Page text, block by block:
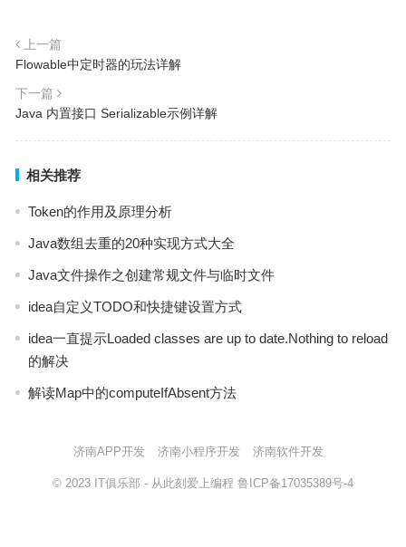
上一篇
Flowable中定时器的玩法详解
下一篇
Java 内置接口 Serializable示例详解
相关推荐
Token的作用及原理分析
Java数组去重的20种实现方式大全
Java文件操作之创建常规文件与临时文件
idea自定义TODO和快捷键设置方式
idea一直提示Loaded classes are up to date.Nothing to reload
的解决
解读Map中的computeIfAbsent方法
济南APP开发 济南小程序开发 济南软件开发
© 2023 IT俱乐部 - 从此刻爱上编程 鲁ICP备17035389号-4